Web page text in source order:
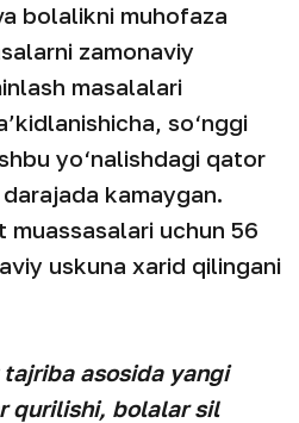
bolalikni muhofaza
zamonaviy
masalalari
so‘nggi
yo‘nalishdagi qator
kamaygan.
uchun 56
uskuna xarid qilingani
asosida yangi
qurilishi, bolalar sil